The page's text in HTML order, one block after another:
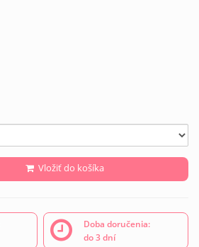
Vložiť do košíka
Doba doručenia:
do 3 dní